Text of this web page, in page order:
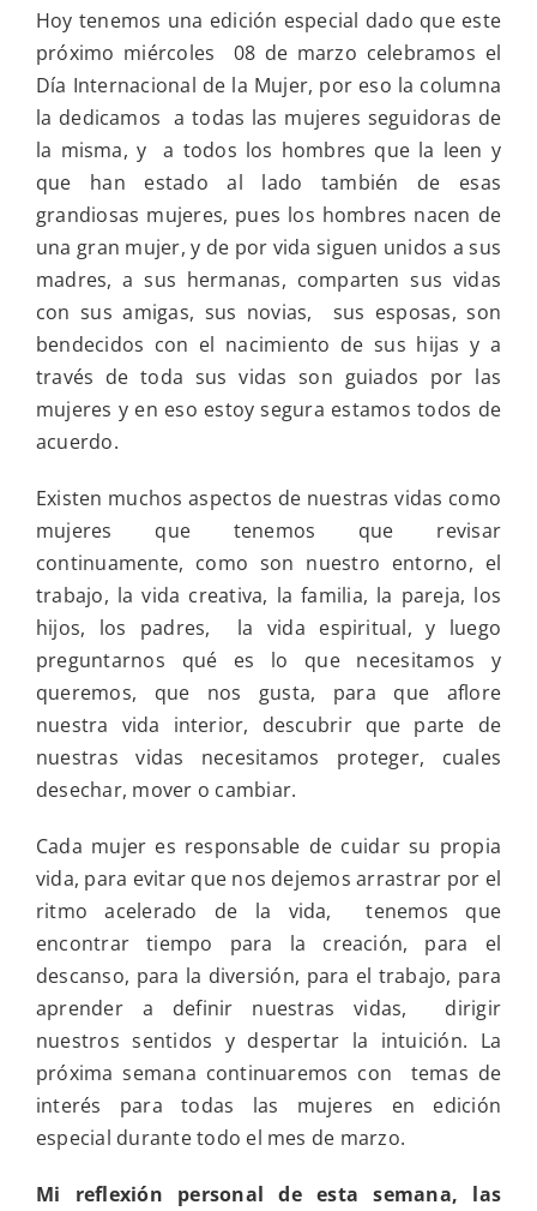
Día
Internacional
de
la
Mujer
y
en
la
reflexión
personal
de
esta
semana:
las
mujeres
somos
la
esencia
del
mundo
Hoy tenemos una edición especial dado que este
próximo miércoles 08 de marzo celebramos el
Día Internacional de la Mujer, por eso la columna
la dedicamos a todas las mujeres seguidoras de
la misma, y a todos los hombres que la leen y
que han estado al lado también de esas
grandiosas mujeres, pues los hombres nacen de
una gran mujer, y de por vida siguen unidos a sus
madres, a sus hermanas, comparten sus vidas
con sus amigas, sus novias, sus esposas, son
bendecidos con el nacimiento de sus hijas y a
través de toda sus vidas son guiados por las
mujeres y en eso estoy segura estamos todos de
acuerdo.
Existen muchos aspectos de nuestras vidas como
mujeres que tenemos que revisar
continuamente, como son nuestro entorno, el
trabajo, la vida creativa, la familia, la pareja, los
hijos, los padres, la vida espiritual, y luego
preguntarnos qué es lo que necesitamos y
queremos, que nos gusta, para que aflore
nuestra vida interior, descubrir que parte de
nuestras vidas necesitamos proteger, cuales
desechar, mover o cambiar.
Cada mujer es responsable de cuidar su propia
vida, para evitar que nos dejemos arrastrar por el
ritmo acelerado de la vida, tenemos que
encontrar tiempo para la creación, para el
descanso, para la diversión, para el trabajo, para
aprender a definir nuestras vidas, dirigir
nuestros sentidos y despertar la intuición. La
próxima semana continuaremos con temas de
interés para todas las mujeres en edición
especial durante todo el mes de marzo.
Mi reflexión personal de esta semana, las